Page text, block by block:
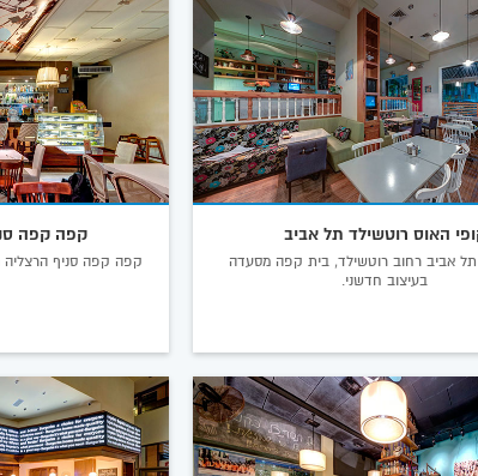
האוס רוטשילד תל אביב
תל אביב רחוב רוטשילד, בית קפה מסעדה
בעיצוב חדשני.
קפה קפה
קפה קפה סניף הרצליה